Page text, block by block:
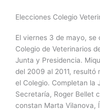
Elecciones Colegio
El viernes 3 de mayo, se
Colegio de Veterinarios
Junta y Presidencia.
del 2009 al 2011, resultó
el Colegio. Completan la
Secretaría, Roger Bellet
constan Marta Vilanova,